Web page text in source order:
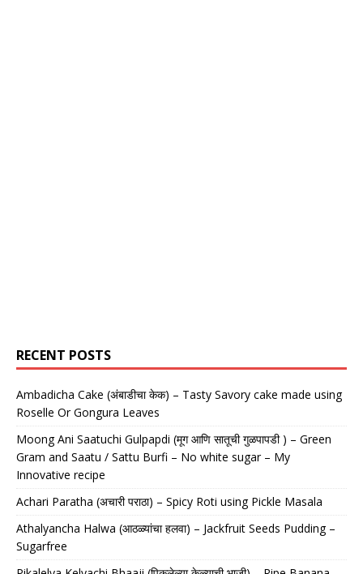
RECENT POSTS
Ambadicha Cake (अंबाडीचा केक) – Tasty Savory cake made using
Roselle Or Gongura Leaves
Moong Ani Saatuchi Gulpapdi (मूग आणि सातूची गुळपापडी ) – Green
Gram and Saatu / Sattu Burfi – No white sugar – My
Innovative recipe
Achari Paratha (अचारी पराठा) – Spicy Roti using Pickle Masala
Athalyancha Halwa (आठळ्यांचा हलवा) – Jackfruit Seeds Pudding –
Sugarfree